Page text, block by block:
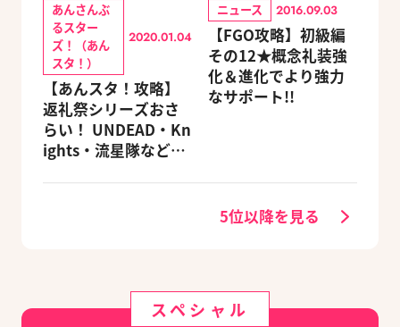
あんさんぶ
るスター
ズ！（あん
スタ！）
2020.01.04
【あんスタ！攻略】
返礼祭シリーズおさ
らい！ UNDEAD・Kn
ights・流星隊など、
ニュース 2016.09.03
【FGO攻略】初級編
その12★概念礼装強
化＆進化でより強力
なサポート!!
5位以降を見る
スペシャル